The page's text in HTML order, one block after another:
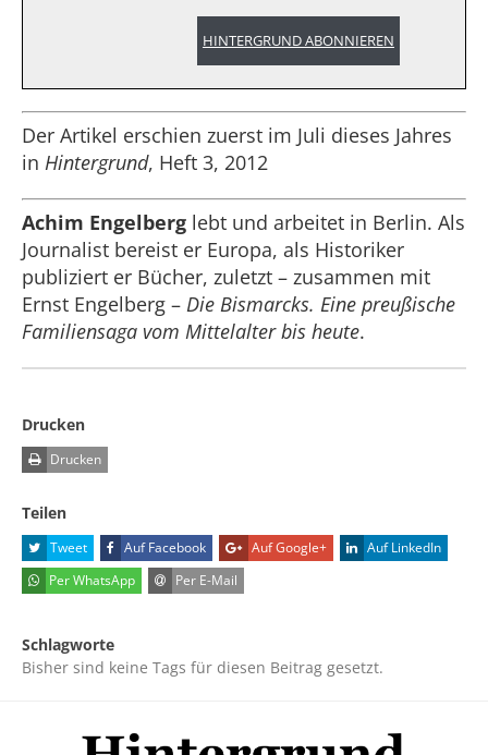
HINTERGRUND ABONNIEREN
Der Artikel erschien zuerst im Juli dieses Jahres
in Hintergrund, Heft 3, 2012
Achim Engelberg lebt und arbeitet in Berlin. Als
Journalist bereist er Europa, als Historiker
publiziert er Bücher, zuletzt – zusammen mit
Ernst Engelberg – Die Bismarcks. Eine preußische
Familiensaga vom Mittelalter bis heute.
Drucken
Drucken
Teilen
Tweet Auf Facebook Auf Google+
Auf LinkedIn
Per WhatsApp
Per E-Mail
Schlagworte
Bisher sind keine Tags für diesen Beitrag gesetzt.